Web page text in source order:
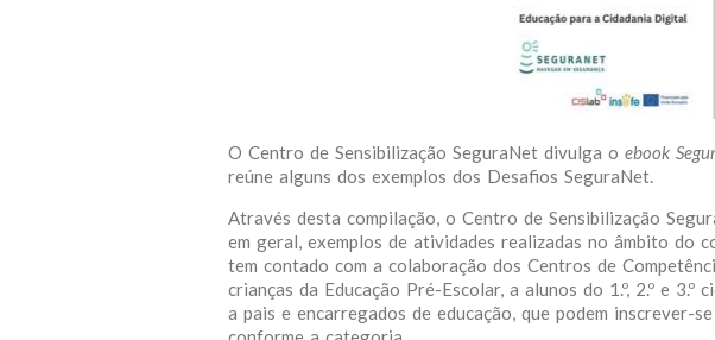
O Centro de Sensibilização SeguraNet divulga o ebook
reúne alguns dos exemplos dos Desafios SeguraNet.
Através desta compilação, o Centro de Sensibilização
em geral, exemplos de atividades realizadas no âmbito do
tem contado com a colaboração dos Centros de
crianças da Educação Pré-Escolar, a alunos do 1.º, 2.º e 3.º
a pais e encarregados de educação, que podem inscrever-